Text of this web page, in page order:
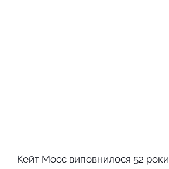
Кейт Мосс виповнилося 52 роки